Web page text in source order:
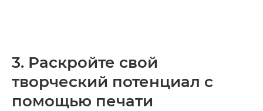
3. Раскройте свой
творческий потенциал с
помощью печати